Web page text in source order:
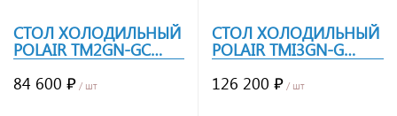
СТОЛ ХОЛОДИЛЬНЫЙ
POLAIR TM2GN-GC
БОРТ
84 600 ₽ / шт
СТОЛ ХОЛОДИЛЬНЫЙ
POLAIR TMI3GN-G
БОРТ
126 200 ₽ / шт